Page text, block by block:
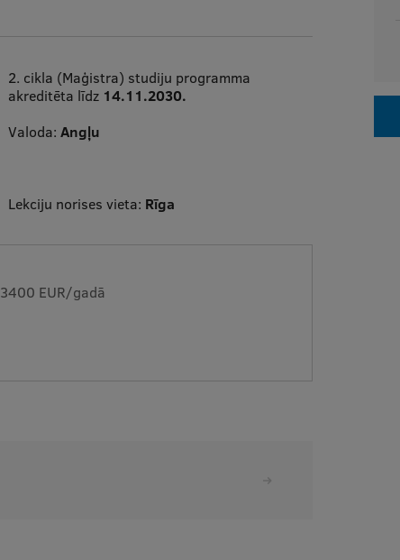
2. cikla (Maģistra) studiju programma
akreditēta līdz 14.11.2030.
Valoda:Angļu
Lekciju norises vieta: Rīga
3400 EUR/gadā